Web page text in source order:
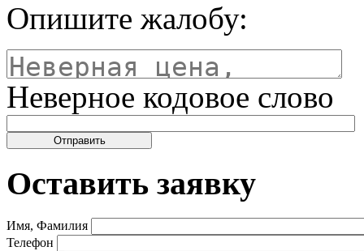
Опишите жалобу:
Неверное кодовое слово
Оставить заявку
Имя, Фамилия
Телефон